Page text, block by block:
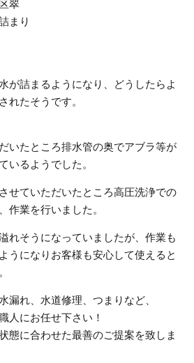
翠
まり
が詰まるようになり、どうしたらよ
れたそうです。
いたところ排水管の奥でアブラ等が
いるようでした。
せていただいたところ高圧洗浄での
作業を行いました。
れそうになっていましたが、作業も
うになりお客様も安心して使えると
漏れ、水道修理、つまりなど、
人にお任せ下さい！
態に合わせた最善のご提案を致しま